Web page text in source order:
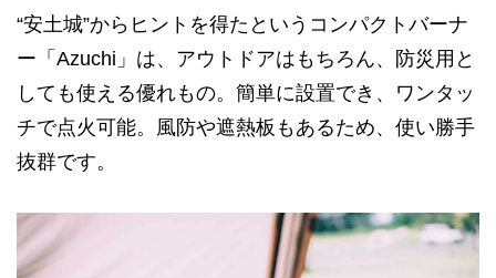
“安土城”からヒントを得たというコンパクトバーナ
ー「Azuchi」は、アウトドアはもちろん、防災用と
しても使える優れもの。簡単に設置でき、ワンタッ
チで点火可能。風防や遮熱板もあるため、使い勝手
抜群です。